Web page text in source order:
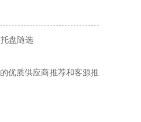
盘随选
优质供应商推荐和客源推